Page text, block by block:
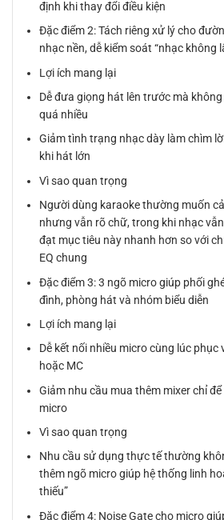
định khi thay đổi điều kiện
Đặc điểm 2: Tách riêng xử lý cho
nhạc nền, dễ kiểm soát “nhạc không
Lợi ích mang lại
Dễ đưa giọng hát lên trước mà
quá nhiều
Giảm tình trạng nhạc dày làm chìm
khi hát lớn
Vì sao quan trọng
Người dùng karaoke thường muốn
nhưng vẫn rõ chữ, trong khi nhạc
đạt mục tiêu này nhanh hơn so với
EQ chung
Đặc điểm 3: 3 ngõ micro giúp phối
đình, phòng hát và nhóm biểu diễn
Lợi ích mang lại
Dễ kết nối nhiều micro cùng lúc phục
hoặc MC
Giảm nhu cầu mua thêm mixer chỉ
micro
Vì sao quan trọng
Nhu cầu sử dụng thực tế thường
thêm ngõ micro giúp hệ thống linh
thiếu”
Đặc điểm 4: Noise Gate cho micro